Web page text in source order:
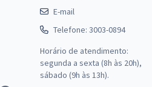
E-mail
Telefone: 3003-0894
Horário de atendimento:
segunda a sexta (8h às 20h),
sábado (9h às 13h).